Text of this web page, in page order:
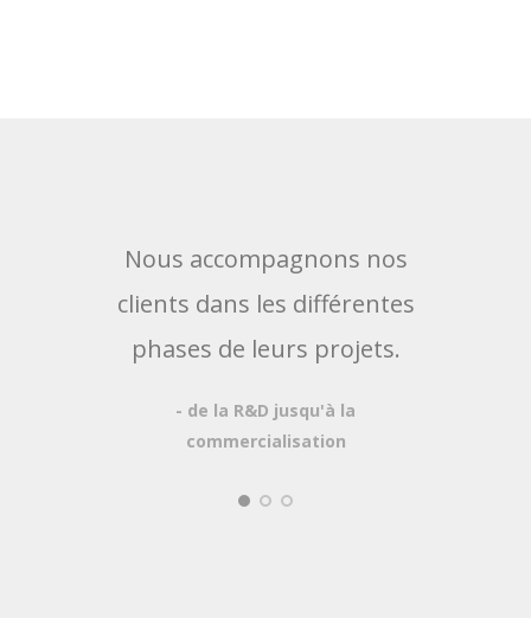
Nous accompagnons nos
clients dans les différentes
phases de leurs projets.
- de la R&D jusqu'à la
commercialisation